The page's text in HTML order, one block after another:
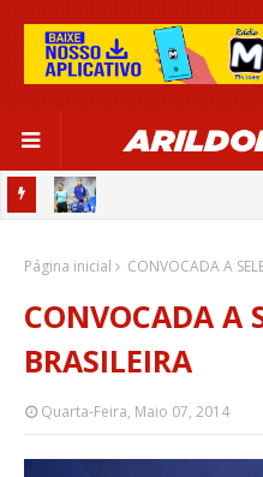
SALVADOR
Página inicial CONVOCADA A
CONVOCADA A
BRASILEIRA
Quarta-Feira, Maio 07, 2014